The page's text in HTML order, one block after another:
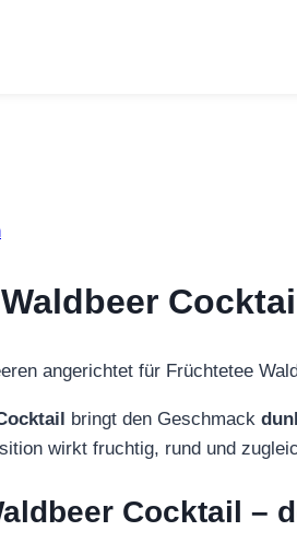
bringt den Geschmack
wirkt fruchtig, rund und
Cocktail –